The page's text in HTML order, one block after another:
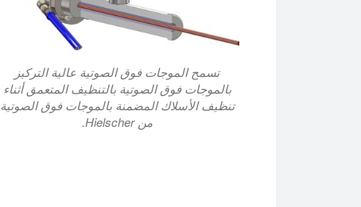
تسمح الموجات فوق الصوتية عالية التركيز
بالموجات فوق الصوتية بالتنظيف المتعمق أثناء
تنظيف الأسلاك المضمنة بالموجات فوق الصوتية
من Hielscher.